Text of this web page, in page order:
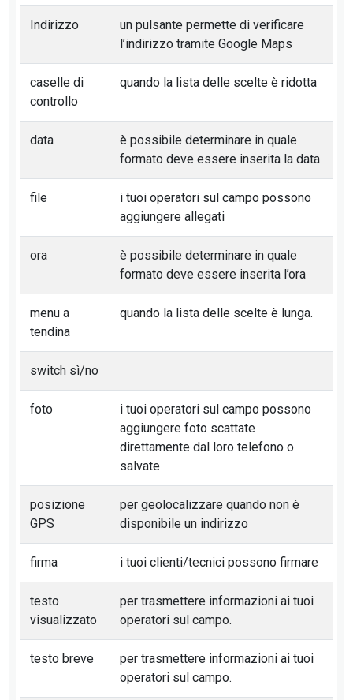
Indirizzo
un pulsante permette di verificare
l’indirizzo tramite Google Maps
caselle di
controllo
quando la lista delle scelte è ridotta
data
è possibile determinare in quale
formato deve essere inserita la data
file
i tuoi operatori sul campo possono
aggiungere allegati
ora
è possibile determinare in quale
formato deve essere inserita l’ora
menu a
tendina
quando la lista delle scelte è lunga.
switch sì/no
foto
i tuoi operatori sul campo possono
aggiungere foto scattate
direttamente dal loro telefono o
salvate
posizione
GPS
per geolocalizzare quando non è
disponibile un indirizzo
firma i tuoi clienti/tecnici possono firmare
testo
visualizzato
per trasmettere informazioni ai tuoi
operatori sul campo.
testo breve
per trasmettere informazioni ai tuoi
operatori sul campo.